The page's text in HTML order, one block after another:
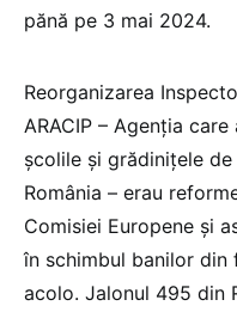
pănă pe 3 mai 2024.
Reorganizarea
ARACIP – Agenția
școlile și grădinițele
România – erau
Comisiei Europene și
în schimbul banilor din
acolo. Jalonul 495 din